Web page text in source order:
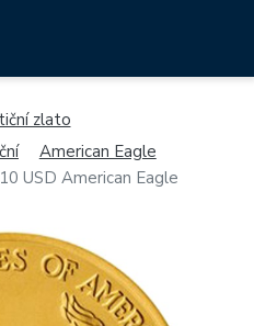
zlato
American Eagle
USD American Eagle